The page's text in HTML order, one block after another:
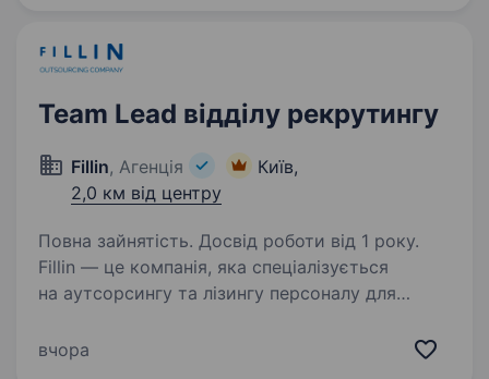
Team Lead відділу рекрутингу
Fillin, Агенція
Київ,
2,0 км від центру
Повна зайнятість. Досвід роботи від 1 року.
Fillin — це компанія, яка спеціалізується
на аутсорсингу та лізингу персоналу для
Ми маємо вже більше ніж 10 років досвіду
вчора